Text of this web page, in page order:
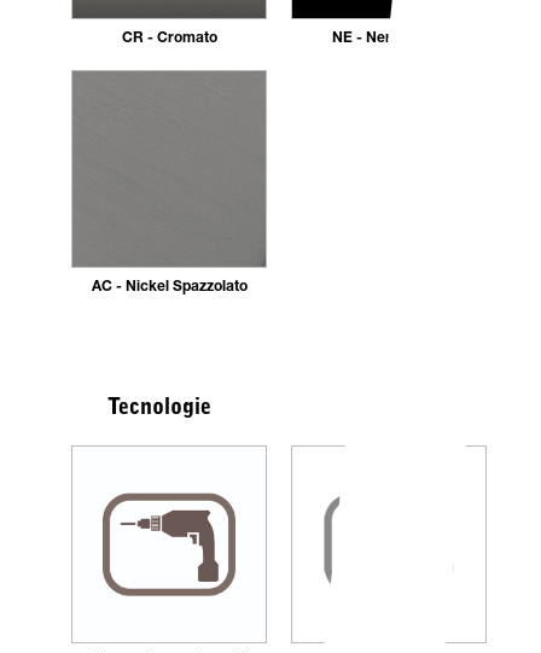
CR - Cromato NE - Nero opaco
AC - Nickel Spazzolato
Tecnologie